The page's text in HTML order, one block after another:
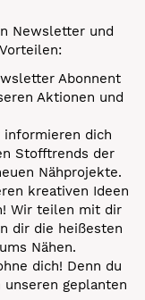
Newsletter und
Abonnent
Aktionen und
informieren dich
Stofftrends der
Nähprojekte.
kreativen Ideen
Wir teilen mit dir
dir die heißesten
Nähen.
dich! Denn du
geplanten